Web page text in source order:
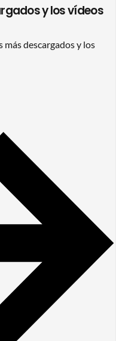
y los vídeos
más descargados y los